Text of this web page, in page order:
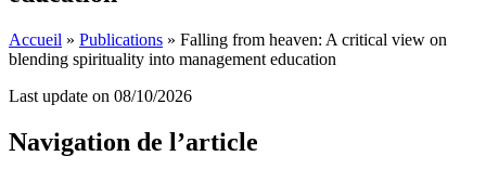
Accueil » Publications » Falling from heaven: A critical view on
blending spirituality into management education
Last update on 08/10/2026
Navigation de l’article